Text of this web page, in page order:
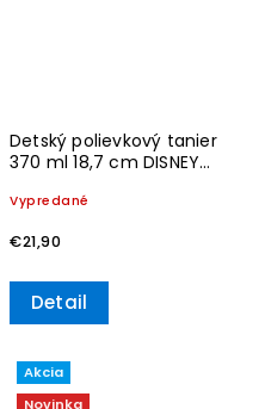
Detský polievkový tanier
370 ml 18,7 cm DISNEY
Vypredané
€21,90
Detail
Akcia
Novinka